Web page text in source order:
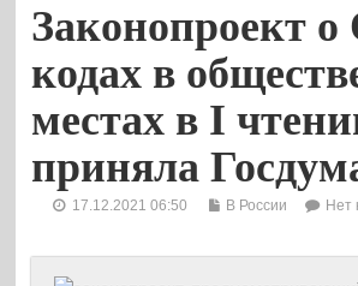
Законопроект о
кодах в
местах в I
приняла
17.12.2021 06:50 В России Нет